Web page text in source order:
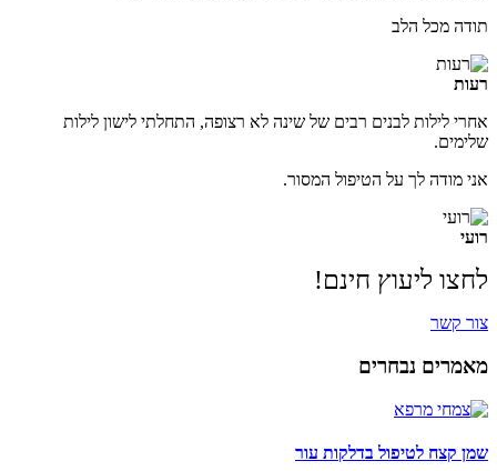
תודה מכל הלב
רעות
אחרי לילות לבנים רבים של שינה לא רצופה, התחלתי לישון לילות
שלימים.
אני מודה לך על הטיפול המסור.
רועי
לחצו ליעוץ חינם!
צור קשר
מאמרים נבחרים
שמן קצח לטיפול בדלקות עור